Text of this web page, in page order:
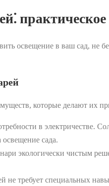
освещение в ваш сад, не
которые делают их
в электричестве.
освещение сада.
экологически чистым
не требует специальных